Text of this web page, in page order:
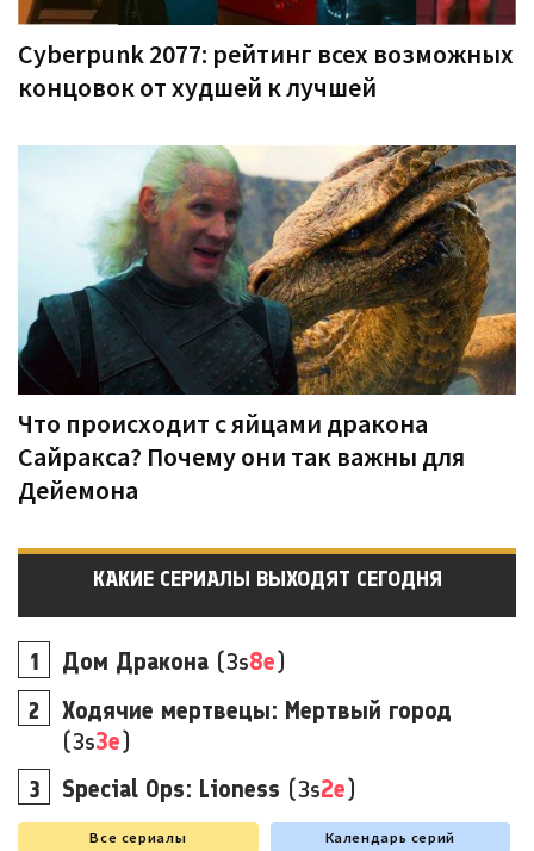
Cyberpunk 2077: рейтинг всех возможных
концовок от худшей к лучшей
Что происходит с яйцами дракона
Сайракса? Почему они так важны для
Дейемона
КАКИЕ СЕРИАЛЫ ВЫХОДЯТ СЕГОДНЯ
Дом Дракона (3s8e)
Ходячие мертвецы: Мертвый город
(3s3e)
Special Ops: Lioness (3s2e)
Все сериалы Календарь серий